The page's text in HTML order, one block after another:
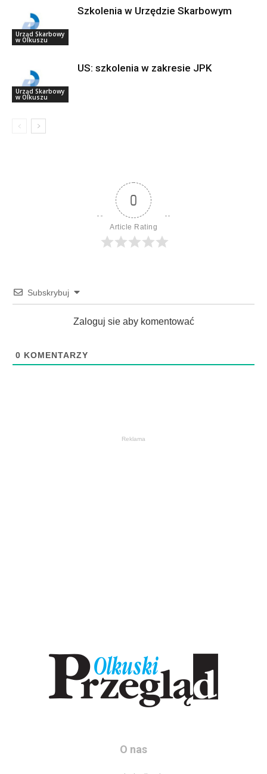
Urząd Skarbowy
w Olkuszu
Szkolenia w Urzędzie Skarbowym
Urząd Skarbowy
w Olkuszu
US: szkolenia w zakresie JPK
0
Article Rating
Subskrybuj
Zaloguj sie aby komentować
0 KOMENTARZY
Reklama
O nas